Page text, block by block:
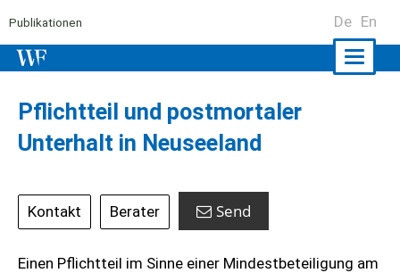
Publikationen De En
Pflichtteil und postmortaler
Unterhalt in Neuseeland
Kontakt Berater Send
Einen Pflichtteil im Sinne einer Mindestbeteiligung am